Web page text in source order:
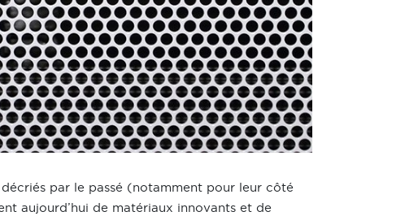
par le passé (notamment pour leur côté
aujourd’hui de matériaux innovants et de